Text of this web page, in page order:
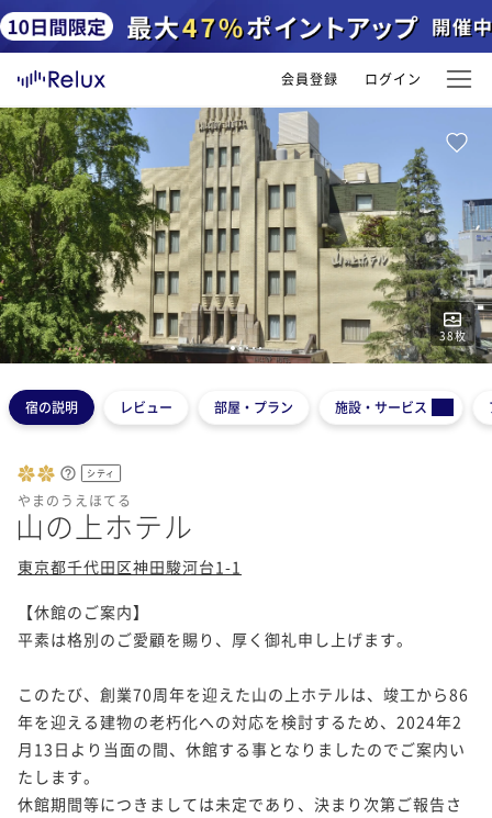
会員登録 ログイン
38枚
12345
宿の説明 レビュー 部屋・プラン 施設・サービス
シティ
やまのうえほてる
山の上ホテル
東京都千代田区神田駿河台1-1
【休館のご案内】
平素は格別のご愛顧を賜り、厚く御礼申し上げます。
このたび、創業70周年を迎えた山の上ホテルは、竣工から86
年を迎える建物の老朽化への対応を検討するため、2024年2
月13日より当面の間、休館する事となりましたのでご案内い
たします。
休館期間等につきましては未定であり、決まり次第ご報告さ